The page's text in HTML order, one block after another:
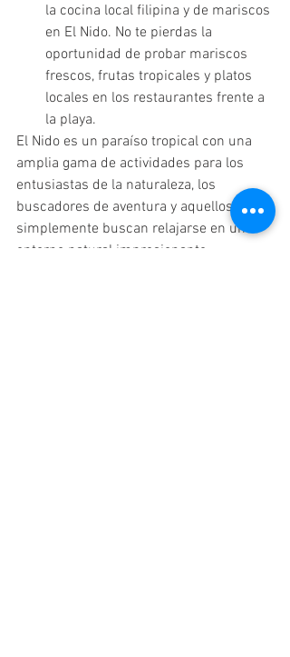
la cocina local filipina y de mariscos
en El Nido. No te pierdas la
oportunidad de probar mariscos
frescos, frutas tropicales y platos
locales en los restaurantes frente a
la playa.
El Nido es un paraíso tropical con una
amplia gama de actividades para los
entusiastas de la naturaleza, los
buscadores de aventura y aquellos que
simplemente buscan relajarse en un
entorno natural impresionante.